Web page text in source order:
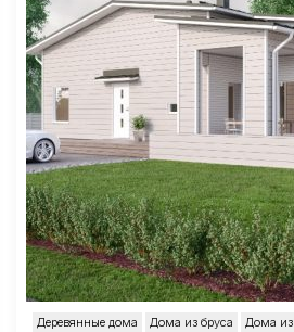
Деревянные дома Дома из бруса Дома из